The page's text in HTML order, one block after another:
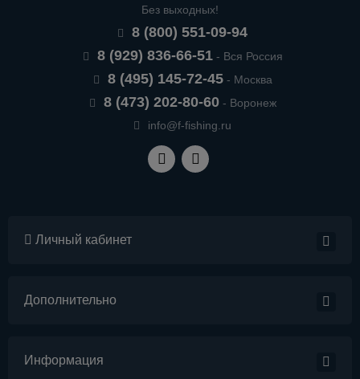
Без выходных!
8 (800) 551-09-94
8 (929) 836-66-51- Вся Россия
8 (495) 145-72-45- Москва
8 (473) 202-80-60- Воронеж
info@f-fishing.ru
Личный кабинет
Дополнительно
Информация